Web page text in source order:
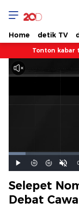
Home detik TV
Tonton kabar
Mainkan
Suara
Hidup
Dimuat:
8.48%
Selepet
Debat